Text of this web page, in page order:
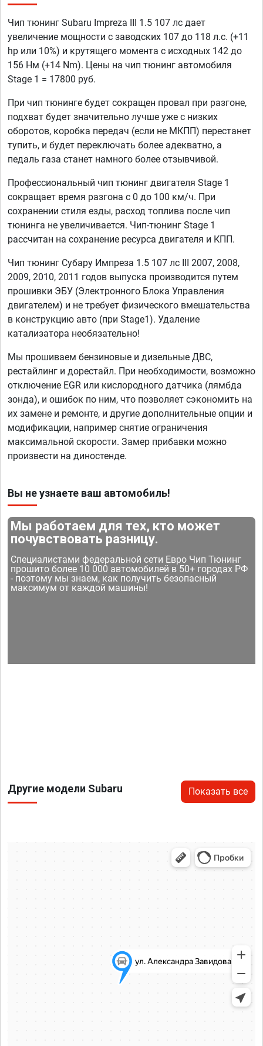
Чип тюнинг Subaru Impreza III 1.5 107 лс дает
увеличение мощности с заводских 107 до 118 л.с. (+11
hp или 10%) и крутящего момента с исходных 142 до
156 Нм (+14 Nm). Цены на чип тюнинг автомобиля
Stage 1 = 17800 руб.
При чип тюнинге будет сокращен провал при разгоне,
подхват будет значительно лучше уже с низких
оборотов, коробка передач (если не МКПП) перестанет
тупить, и будет переключать более адекватно, а
педаль газа станет намного более отзывчивой.
Профессиональный чип тюнинг двигателя Stage 1
сокращает время разгона с 0 до 100 км/ч. При
сохранении стиля езды, расход топлива после чип
тюнинга не увеличивается. Чип-тюнинг Stage 1
рассчитан на сохранение ресурса двигателя и КПП.
Чип тюнинг Субару Импреза 1.5 107 лс III 2007, 2008,
2009, 2010, 2011 годов выпуска производится путем
прошивки ЭБУ (Электронного Блока Управления
двигателем) и не требует физического вмешательства
в конструкцию авто (при Stage1). Удаление
катализатора необязательно!
Мы прошиваем бензиновые и дизельные ДВС,
рестайлинг и дорестайл. При необходимости, возможно
отключение EGR или кислородного датчика (лямбда
зонда), и ошибок по ним, что позволяет сэкономить на
их замене и ремонте, и другие дополнительные опции и
модификации, например снятие ограничения
максимальной скорости. Замер прибавки можно
произвести на диностенде.
Вы не узнаете ваш автомобиль!
Мы работаем для тех, кто может
почувствовать разницу.
Специалистами федеральной сети Евро Чип Тюнинг
прошито более 10 000 автомобилей в 50+ городах РФ
- поэтому мы знаем, как получить безопасный
максимум от каждой машины!
Другие модели Subaru Показать все